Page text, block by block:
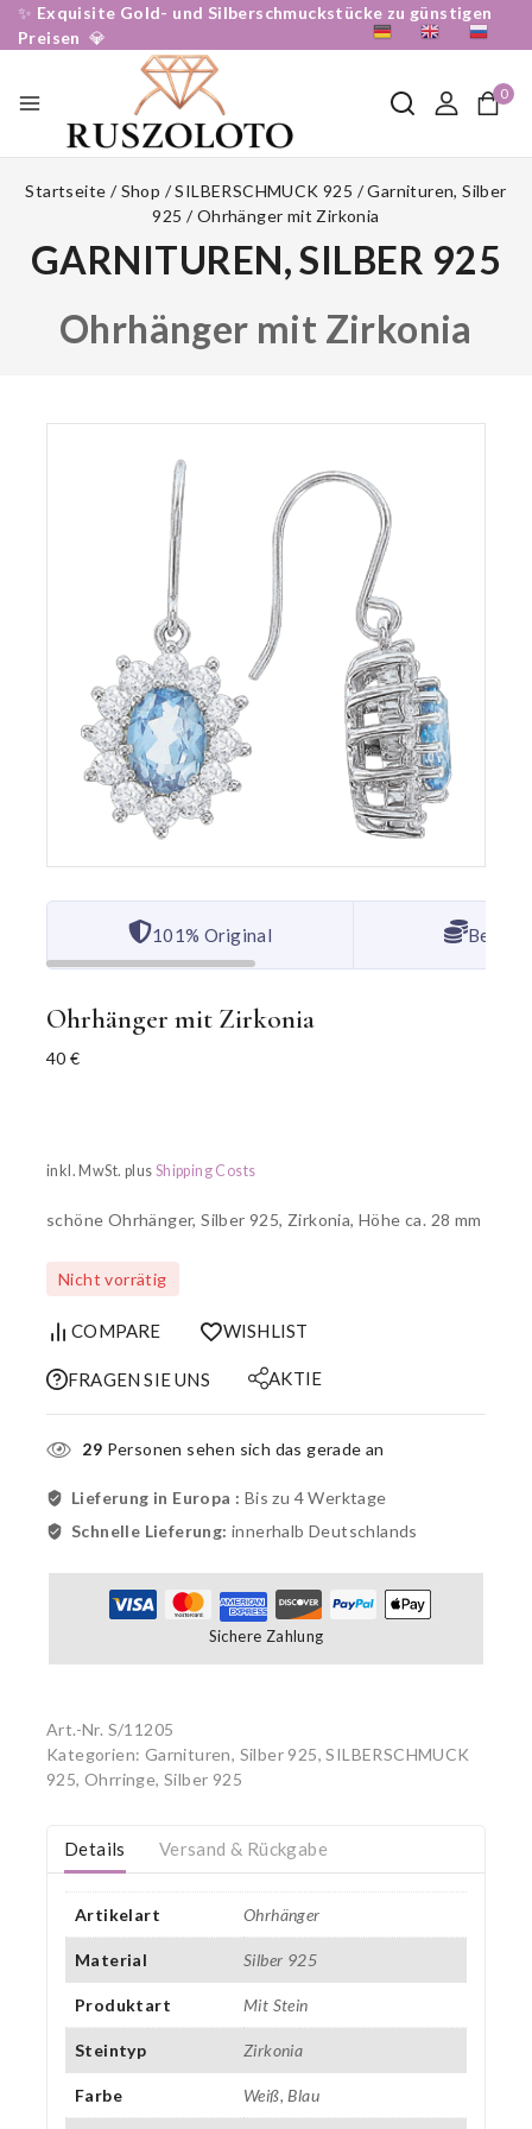
✨ Exquisite Gold- und Silberschmuckstücke zu günstigen
Preisen 💎
0
Startseite / Shop / SILBERSCHMUCK 925 / Garnituren, Silber
925 / Ohrhänger mit Zirkonia
GARNITUREN, SILBER 925
Ohrhänger mit Zirkonia
101% Original Bester
Ohrhänger mit Zirkonia
40€
inkl. MwSt. plus Shipping Costs
schöne Ohrhänger, Silber 925, Zirkonia, Höhe ca. 28 mm
Nicht vorrätig
COMPARE WISHLIST
FRAGEN SIE UNS AKTIE
29 Personen sehen sich das gerade an
Lieferung in Europa : Bis zu 4 Werktage
Schnelle Lieferung: innerhalb Deutschlands
Sichere Zahlung
Art.-Nr. S/11205
Kategorien: Garnituren, Silber 925,SILBERSCHMUCK
925, Ohrringe, Silber 925
Details Versand & Rückgabe
Artikelart Ohrhänger
Material Silber 925
Produktart Mit Stein
Steintyp Zirkonia
Farbe Weiß, Blau